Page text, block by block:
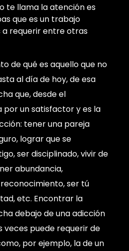
te llama la atención es
que es un trabajo
a requerir entre otras
de qué es aquello que no
al día de hoy, de esa
que, desde el
por un satisfactor y es la
tener una pareja
lograr que se
ser disciplinado, vivir de
abundancia,
ser tú
etc. Encontrar la
debajo de una adicción
veces puede requerir de
por ejemplo, la de un